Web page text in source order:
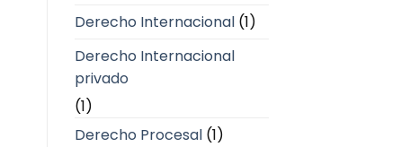
Derecho Internacional(1)
Derecho Internacional
privado
(1)
Derecho Procesal(1)